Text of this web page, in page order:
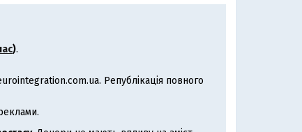
).
Републікація повного